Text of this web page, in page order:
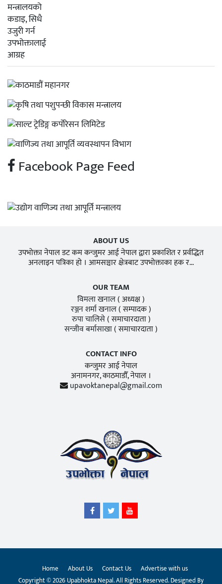
Facebook Page Feed
ABOUT US
उपभोक्ता नेपाल डट कम कन्जुमर आई नेपाल द्वारा प्रकाशित र प्रर्वद्धित
अनलाइन पत्रिका हो । आमसञ्चार क्षेत्रबाट उपभोक्ताका हक र...
OUR TEAM
विमला खनाल( अध्यक्ष )
रञ्जन शर्मा खनाल( सम्पादक )
रुपा चालिसे( समाचारदाता )
सन्जीव बर्मासाखा( समाचारदाता )
CONTACT INFO
कन्जुमर आई नेपाल
अनामनगर, काठमाडाैँ, नेपाल ।
upavoktanepal@gmail.com
Home About Us Contact Us
Advertise with us
Copyright © 2026 Upabhokta Nepal. All Rights Reserved. Designed By